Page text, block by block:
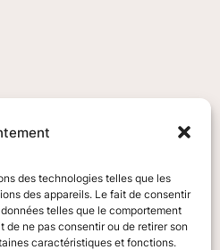
des technologies telles que les
des appareils. Le fait de consentir
telles que le comportement
de ne pas consentir ou de retirer son
caractéristiques et fonctions.